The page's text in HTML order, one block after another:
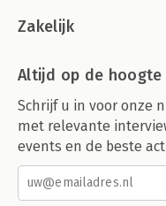
Zakelijk
Altijd op de hoogte
Schrijf u in voor onze
met relevante
events en de beste